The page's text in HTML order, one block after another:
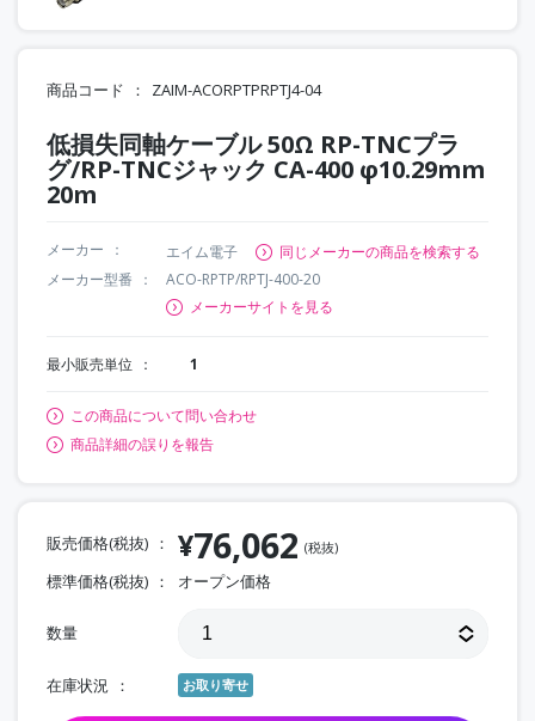
商品コード ZAIM-ACORPTPRPTJ4-04
低損失同軸ケーブル 50Ω RP-TNCプラ
グ/RP-TNCジャック CA-400 φ10.29mm
20m
メーカー エイム電子
同じメーカーの商品を検索する
メーカー型番
ACO-RPTP/RPTJ-400-20
メーカーサイトを見る
最小販売単位 1
この商品について問い合わせ
商品詳細の誤りを報告
販売価格(税抜) ¥76,062 (税抜)
標準価格(税抜) オープン価格
数量
在庫状況 お取り寄せ